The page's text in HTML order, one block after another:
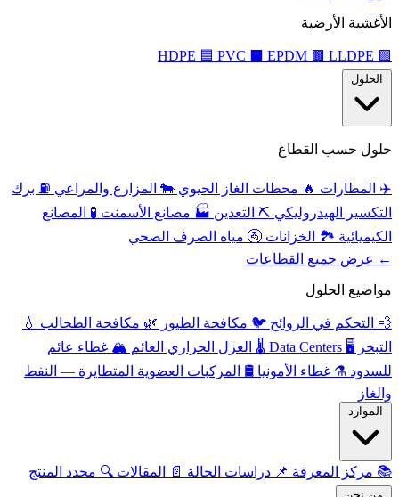
الأغشية الأرضية
🟩
🟦 PVC EPDM 🟫 LLDPE
الحلول
حلول حسب القطاع
✈️ المطارات 🔥 محطات الغاز الحيوي 🐄 المزارع والمراعي ⛽ برك
التكسير الهيدروليكي ⛏️ التعدين 🏭 مصانع الأسمنت 🧪 المصانع
الكيميائية 🏞️ الخزانات 🚰 مياه الصرف الصحي
← عرض جميع القطاعات
مواضيع الحلول
💨 التحكم في الروائح 🐦 مكافحة الطيور 🌿 مكافحة الطحالب 💧
التبخر 🖥️
🌡️ العزل الحراري العائم 🏔️ غطاء عائم
للسدود ⚗️ غطاء الأمونيا 🛢️ المركبات العضوية المتطايرة — النفط
والغاز
الموارد
📚 مركز المعرفة 📌 دراسات الحالة 📄 المقالات 🔍 محدد المنتج